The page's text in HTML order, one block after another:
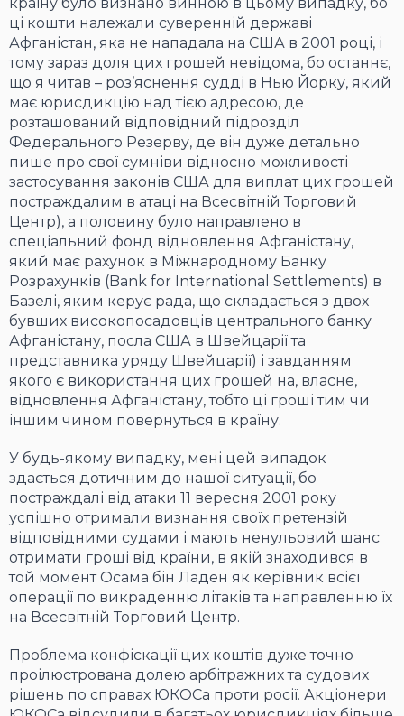
ці кошти належали суверенній державі
Афганістан, яка не нападала на США в 2001 році, і
тому зараз доля цих грошей невідома, бо останнє,
що я читав – роз’яснення судді в Нью Йорку, який
має юрисдикцію над тією адресою, де
розташований відповідний підрозділ
Федерального Резерву, де він дуже детально
пише про свої сумніви відносно можливості
застосування законів США для виплат цих грошей
постраждалим в атаці на Всесвітній Торговий
Центр), а половину було направлено в
спеціальний фонд відновлення Афганістану,
який має рахунок в Міжнародному Банку
Розрахунків (Bank for International Settlements) в
Базелі, яким керує рада, що складається з двох
бувших високопосадовців центрального банку
Афганістану, посла США в Швейцарії та
представника уряду Швейцарії) і завданням
якого є використання цих грошей на, власне,
відновлення Афганістану, тобто ці гроші тим чи
іншим чином повернуться в країну.
У будь-якому випадку, мені цей випадок
здається дотичним до нашої ситуації, бо
постраждалі від атаки 11 вересня 2001 року
успішно отримали визнання своїх претензій
відповідними судами і мають ненульовий шанс
отримати гроші від країни, в якій знаходився в
той момент Осама бін Ладен як керівник всієї
операції по викраденню літаків та направленню їх
на Всесвітній Торговий Центр.
Проблема конфіскації цих коштів дуже точно
проілюстрована долею арбітражних та судових
рішень по справах ЮКОСа проти росії. Акціонери